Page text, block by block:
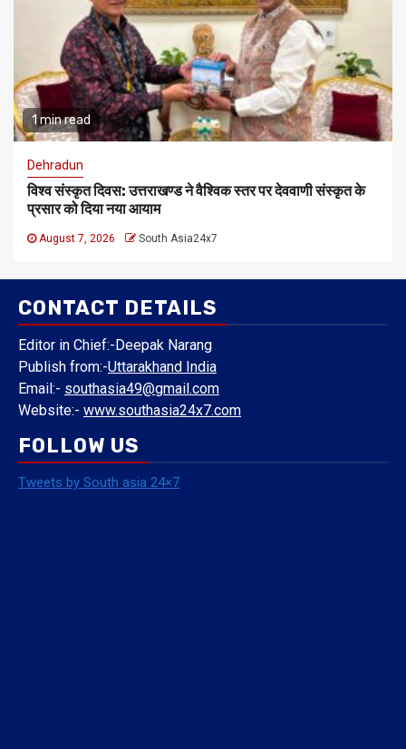
1 min read
Dehradun
विश्व संस्कृत दिवस: उत्तराखण्ड ने वैश्विक स्तर पर देववाणी संस्कृत के
प्रसार को दिया नया आयाम
August 7, 2026 South Asia24x7
CONTACT DETAILS
Editor in Chief:-Deepak Narang
Publish from:-Uttarakhand India
Email:- southasia49@gmail.com
Website:- www.southasia24x7.com
FOLLOW US
Tweets by South asia 24×7